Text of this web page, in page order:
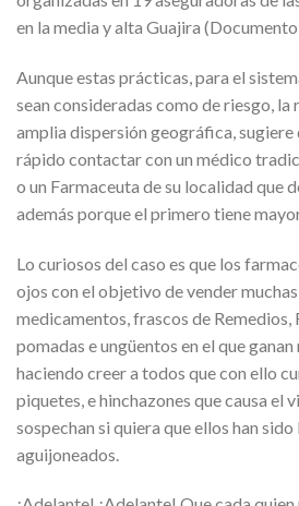
en la media y alta Guajira
Aunque estas prácticas, para el
sean consideradas como de riesgo, la
amplia dispersión geográfica, sugiere
rápido contactar con un médico
o un Farmaceuta de su localidad que
además porque el primero tiene
Lo curiosos del caso es que los
ojos con el objetivo de vender
medicamentos, frascos de Remedios,
pomadas e ungüentos en el que
haciendo creer a todos que con ello
piquetes, e hinchazones que causa el
sospechan si quiera que ellos han
aguijoneados.